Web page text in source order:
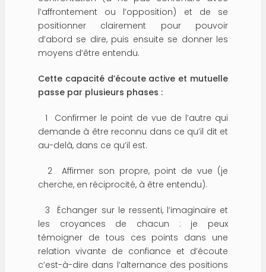
l’affrontement ou l’opposition) et de se
positionner clairement pour pouvoir
d’abord se dire, puis ensuite se donner les
moyens d’être entendu.
Cette capacité d’écoute active et mutuelle
passe par plusieurs phases :
1 Confirmer le point de vue de l’autre qui
demande à être reconnu dans ce qu’il dit et
au-delà, dans ce qu’il est.
2 Affirmer son propre, point de vue (je
cherche, en réciprocité, à être entendu).
3 Échanger sur le ressenti, l’imaginaire et
les croyances de chacun : je peux
témoigner de tous ces points dans une
relation vivante de confiance et d’écoute
c’est-à-dire dans l’alternance des positions